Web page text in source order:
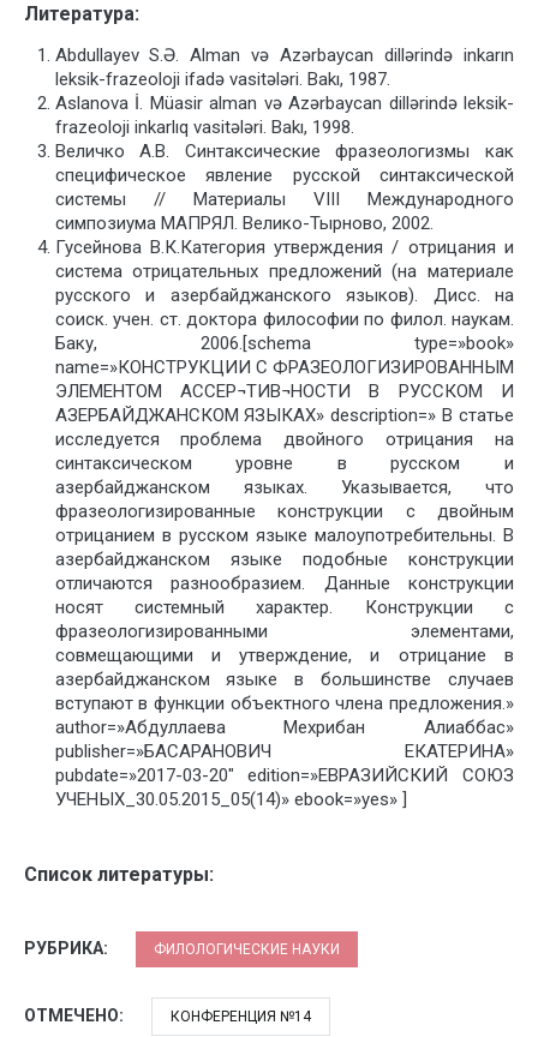
Литература:
Abdullayev S.Ə. Alman və Azərbaycan dillərində inkarın
leksik-frazeoloji ifadə vasitələri. Bakı, 1987.
Aslanova İ. Müasir alman və Azərbaycan dillərində leksik-
frazeoloji inkarlıq vasitələri. Bakı, 1998.
Величко А.В. Синтаксические фразеологизмы как
специфическое явление русской синтаксической
системы // Материалы VIII Международного
симпозиума МАПРЯЛ. Велико-Тырново, 2002.
Гусейнова В.К.Категория утверждения / отрицания и
система отрицательных предложений (на материале
русского и азербайджанского языков). Дисс. на
соиск. учен. ст. доктора философии по филол. наукам.
Баку, 2006.[schema type=»book»
name=»КОНСТРУКЦИИ С ФРАЗЕОЛОГИЗИРОВАННЫМ
ЭЛЕМЕНТОМ АССЕР¬ТИВ¬НОСТИ В РУССКОМ И
АЗЕРБАЙДЖАНСКОМ ЯЗЫКАХ» description=» В статье
исследуется проблема двойного отрицания на
синтаксическом уровне в русском и
азербайджанском языках. Указывается, что
фразеологизированные конструкции с двойным
отрицанием в русском языке малоупотребительны. В
азербайджанском языке подобные конструкции
отличаются разнообразием. Данные конструкции
носят системный характер. Конструкции с
фразеологизированными элементами,
совмещающими и утверждение, и отрицание в
азербайджанском языке в большинстве случаев
вступают в функции объектного члена предложения.»
author=»Абдуллаева Мехрибан Алиаббас»
publisher=»БАСАРАНОВИЧ ЕКАТЕРИНА»
pubdate=»2017-03-20″ edition=»ЕВРАЗИЙСКИЙ СОЮЗ
УЧЕНЫХ_30.05.2015_05(14)» ebook=»yes» ]
Список литературы:
РУБРИКА: ФИЛОЛОГИЧЕСКИЕ НАУКИ
ОТМЕЧЕНО: КОНФЕРЕНЦИЯ №14